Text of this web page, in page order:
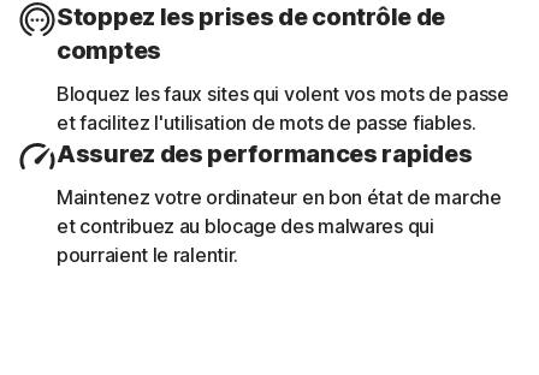
Accédez à un relevé sur 30 jours des réseaux
Wi-Fi, des sites web, des vulnérabilités des
appareils et des applications risquées
analysés précédemment.
Stoppez les prises de contrôle de
comptes
Bloquez les faux sites qui volent vos mots de passe
et facilitez l'utilisation de mots de passe fiables.
Assurez des performances rapides
Maintenez votre ordinateur en bon état de marche
et contribuez au blocage des malwares qui
pourraient le ralentir.